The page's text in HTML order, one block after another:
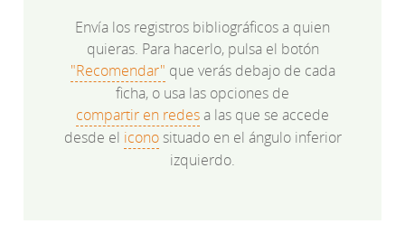
Envía los registros bibliográficos a quien
quieras. Para hacerlo, pulsa el botón
"Recomendar" que verás debajo de cada
ficha, o usa las opciones de
compartir en redesa las que se accede
desde el iconosituado en el ángulo inferior
izquierdo.